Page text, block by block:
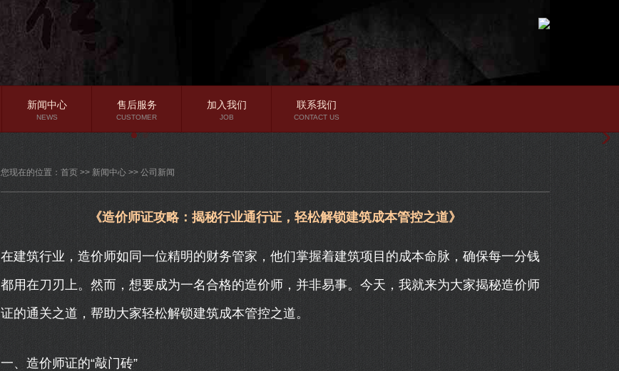
行业资讯
常见问题
新闻中心
NEWS
售后服务
CUSTOMER
加入我们
JOB
联系我们
CONTACT US
您现在的位置： 首页 >> 新闻中心 >> 公司新闻
《造价师证攻略：揭秘行业通行证，轻松解锁建筑成本管控之道》
在建筑行业，造价师如同一位精明的财务管家，他们掌握着建筑项目的成本命脉，确保每一分钱
都用在刀刃上。然而，想要成为一名合格的造价师，并非易事。今天，我就来为大家揭秘造价师
证的通关之道，帮助大家轻松解锁建筑成本管控之道。
一、造价师证的“敲门砖”